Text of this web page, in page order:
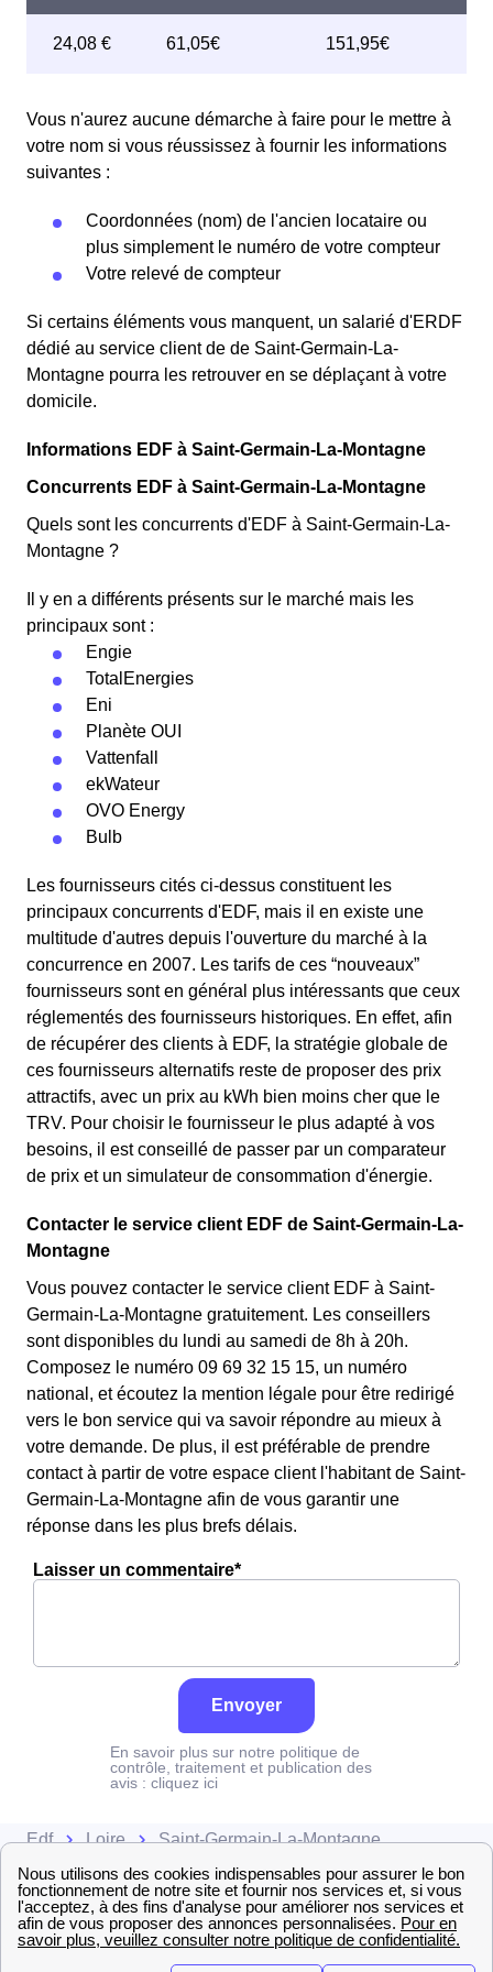
Vous n'aurez aucune démarche à faire pour le mettre à
votre nom si vous réussissez à fournir les informations
suivantes :
Coordonnées (nom) de l'ancien locataire ou
plus simplement le numéro de votre compteur
Votre relevé de compteur
Si certains éléments vous manquent, un salarié d'ERDF
dédié au service client de de Saint-Germain-La-
Montagne pourra les retrouver en se déplaçant à votre
domicile.
Informations EDF à Saint-Germain-La-Montagne
Concurrents EDF à Saint-Germain-La-Montagne
Quels sont les concurrents d'EDF à Saint-Germain-La-
Montagne ?
Il y en a différents présents sur le marché mais les
principaux sont :
Engie
TotalEnergies
Eni
Planète OUI
Vattenfall
ekWateur
OVO Energy
Bulb
Les fournisseurs cités ci-dessus constituent les
principaux concurrents d'EDF, mais il en existe une
multitude d'autres depuis l'ouverture du marché à la
concurrence en 2007. Les tarifs de ces “nouveaux”
fournisseurs sont en général plus intéressants que ceux
réglementés des fournisseurs historiques. En effet, afin
de récupérer des clients à EDF, la stratégie globale de
ces fournisseurs alternatifs reste de proposer des prix
attractifs, avec un prix au kWh bien moins cher que le
TRV. Pour choisir le fournisseur le plus adapté à vos
besoins, il est conseillé de passer par un comparateur
de prix et un simulateur de consommation d'énergie.
Contacter le service client EDF de Saint-Germain-La-
Montagne
Vous pouvez contacter le service client EDF à Saint-
Germain-La-Montagne gratuitement. Les conseillers
sont disponibles du lundi au samedi de 8h à 20h.
Composez le numéro 09 69 32 15 15, un numéro
national, et écoutez la mention légale pour être redirigé
vers le bon service qui va savoir répondre au mieux à
votre demande. De plus, il est préférable de prendre
contact à partir de votre espace client l'habitant de Saint-
Germain-La-Montagne afin de vous garantir une
réponse dans les plus brefs délais.
Laisser un commentaire*
Envoyer
En savoir plus sur notre politique de
contrôle, traitement et publication des
avis : cliquez ici
Edf Loire Saint-Germain-La-Montagne